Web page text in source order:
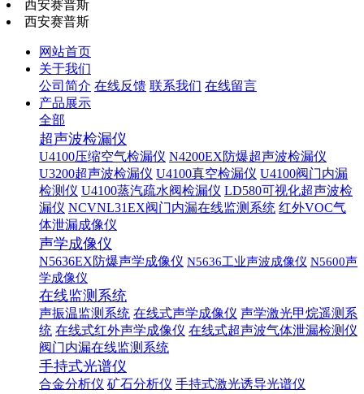
西安赛普斯
西安赛普斯
网站首页
关于我们
公司简介 在线反馈 联系我们 在线留言
产品展示
全部
超声波检漏仪
U4100压缩空气检漏仪 N4200EX防爆超声波检漏仪
U3200超声波检漏仪 U4100真空检漏仪 U4100阀门内漏
检测仪 U4100蒸汽疏水阀检漏仪 LD580可视化超声波检
漏仪 NCVNL31EX阀门内漏在线监测系统 红外VOC气
体泄漏成像仪
声学成像仪
N5636EX防爆声学成像仪 N5636工业声波成像仪 N5600声
学成像仪
在线监测系统
声振温监测系统 在线式声学成像仪 声学激光甲烷遥测系
统 在线式红外声学成像仪 在线式超声波气体泄漏检测仪
阀门内漏在线监测系统
手持式光谱仪
合金分析仪 矿石分析仪 手持式激光诱导光谱仪